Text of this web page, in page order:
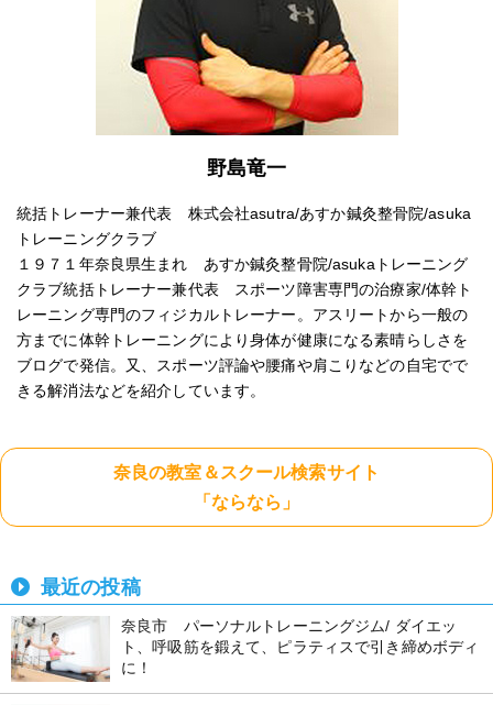
野島竜一
統括トレーナー兼代表 株式会社asutra/あすか鍼灸整骨院/asuka
トレーニングクラブ
１９７１年奈良県生まれ あすか鍼灸整骨院/asukaトレーニング
クラブ統括トレーナー兼代表 スポーツ障害専門の治療家/体幹ト
レーニング専門のフィジカルトレーナー。アスリートから一般の
方までに体幹トレーニングにより身体が健康になる素晴らしさを
ブログで発信。又、スポーツ評論や腰痛や肩こりなどの自宅でで
きる解消法などを紹介しています。
奈良の教室＆スクール検索サイト
「ならなら」
最近の投稿
奈良市 パーソナルトレーニングジム/ ダイエッ
ト、呼吸筋を鍛えて、ピラティスで引き締めボディ
に！